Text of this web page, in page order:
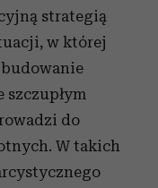
strategią
w której
budowanie
szczupłym
do
W takich